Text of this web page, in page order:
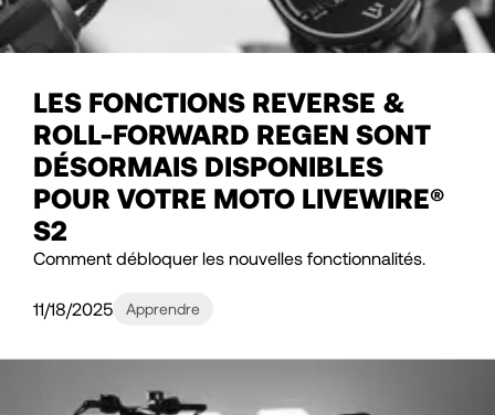
LES FONCTIONS REVERSE &
ROLL-FORWARD REGEN SONT
DÉSORMAIS DISPONIBLES
POUR VOTRE MOTO LIVEWIRE®
S2
Comment débloquer les nouvelles fonctionnalités.
11/18/2025 Apprendre